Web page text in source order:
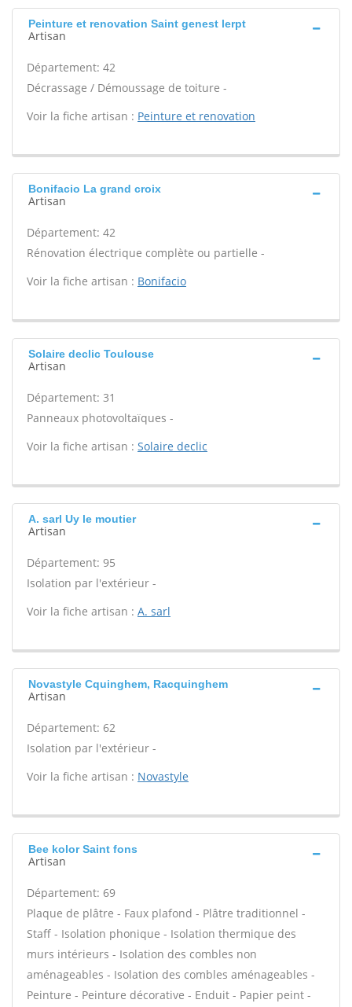
Peinture et renovation Saint genest lerpt
Artisan
Département: 42
Décrassage / Démoussage de toiture -
Voir la fiche artisan : Peinture et renovation
Bonifacio La grand croix
Artisan
Département: 42
Rénovation électrique complète ou partielle -
Voir la fiche artisan : Bonifacio
Solaire declic Toulouse
Artisan
Département: 31
Panneaux photovoltaïques -
Voir la fiche artisan : Solaire declic
A. sarl Uy le moutier
Artisan
Département: 95
Isolation par l'extérieur -
Voir la fiche artisan : A. sarl
Novastyle Cquinghem, Racquinghem
Artisan
Département: 62
Isolation par l'extérieur -
Voir la fiche artisan : Novastyle
Bee kolor Saint fons
Artisan
Département: 69
Plaque de plâtre - Faux plafond - Plâtre traditionnel -
Staff - Isolation phonique - Isolation thermique des
murs intérieurs - Isolation des combles non
aménageables - Isolation des combles aménageables -
Peinture - Peinture décorative - Enduit - Papier peint -